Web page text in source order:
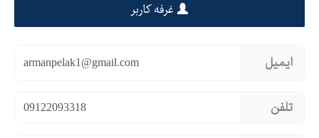
غرفه کاربر
ایمیل armanpelak1@gmail.com
تلفن 09122093318